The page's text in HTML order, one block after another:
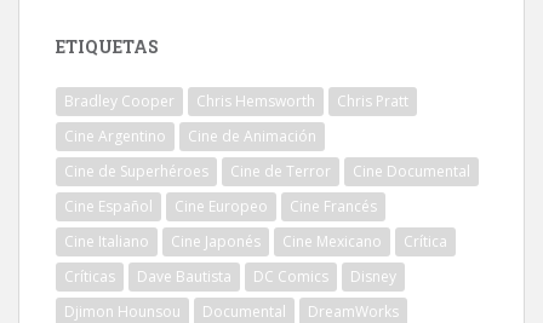
ETIQUETAS
Bradley Cooper Chris Hemsworth
Chris Pratt
Cine Argentino
Cine de Animación
Cine de Superhéroes
Cine de Terror
Cine Documental
Cine Español
Cine Europeo
Cine Francés
Cine Italiano
Cine Japonés Cine Mexicano
Crítica
Críticas
Dave Bautista DC Comics
Disney
Djimon Hounsou
Documental
DreamWorks